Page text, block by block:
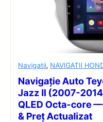
Navigatii, NAVIGATII
Navigație Auto
Jazz II (2007-
QLED Octa-core
& Preț Actualizat